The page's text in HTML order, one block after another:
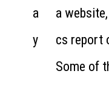
a
y
a
cs report
Some of